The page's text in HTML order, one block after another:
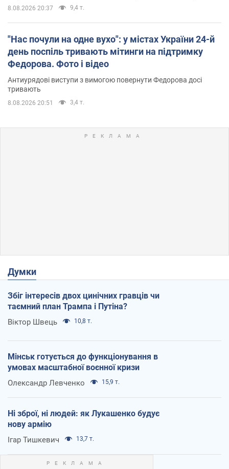
8.08.2026 20:37 9,4 т.
"Нас почули на одне вухо": у містах України 24-й
день поспіль тривають мітинги на підтримку
Федорова. Фото і відео
Антиурядові виступи з вимогою повернути Федорова досі
тривають
8.08.2026 20:51 3,4 т.
Думки
Збіг інтересів двох цинічних гравців чи
таємний план Трампа і Путіна?
Віктор Швець 10,8 т.
Мінськ готується до функціонування в
умовах масштабної воєнної кризи
Олександр Левченко 15,9 т.
Ні зброї, ні людей: як Лукашенко будує
нову армію
Ігар Тишкевич 13,7 т.